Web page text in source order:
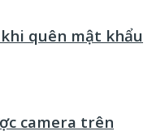
khi quên mật khẩu
camera trên